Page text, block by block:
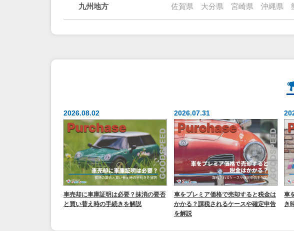
九州地方 佐賀県 大分県 宮崎県 沖縄県
2026.08.02
車売却に車庫証明は必要？抹消の要否
と買い替え時の手続きを解説
2026.07.31
車をプレミア価格で売却すると税金は
かかる？課税されるケースや確定申告
を解説
車
き